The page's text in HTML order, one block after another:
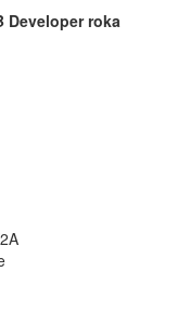
Developer roka